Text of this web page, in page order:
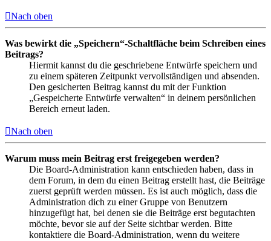
Nach oben
Was bewirkt die „Speichern“-Schaltfläche beim Schreiben eines
Beitrags?
Hiermit kannst du die geschriebene Entwürfe speichern und
zu einem späteren Zeitpunkt vervollständigen und absenden.
Den gesicherten Beitrag kannst du mit der Funktion
„Gespeicherte Entwürfe verwalten“ in deinem persönlichen
Bereich erneut laden.
Nach oben
Warum muss mein Beitrag erst freigegeben werden?
Die Board-Administration kann entschieden haben, dass in
dem Forum, in dem du einen Beitrag erstellt hast, die Beiträge
zuerst geprüft werden müssen. Es ist auch möglich, dass die
Administration dich zu einer Gruppe von Benutzern
hinzugefügt hat, bei denen sie die Beiträge erst begutachten
möchte, bevor sie auf der Seite sichtbar werden. Bitte
kontaktiere die Board-Administration, wenn du weitere